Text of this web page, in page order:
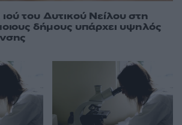
του Δυτικού Νείλου στη
δήμους υπάρχει υψηλός